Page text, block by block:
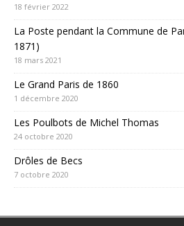
18 février 2022
La Poste pendant la Commune de
1871)
18 mars 2021
Le Grand Paris de 1860
1 décembre 2020
Les Poulbots de Michel Thomas
24 octobre 2020
Drôles de Becs
7 octobre 2020